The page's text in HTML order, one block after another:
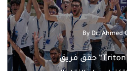
By Dr. Ahmed
حقق فريق “Triton” التابع للأكاديمية